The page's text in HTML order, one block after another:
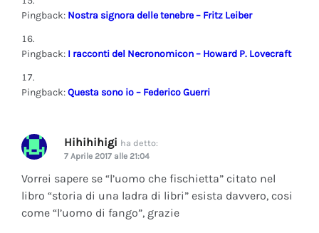
Pingback: Nostra signora delle tenebre – Fritz Leiber
Pingback: I racconti del Necronomicon – Howard P. Lovecraft
Pingback:Questa sono io – Federico Guerri
Hihihihigi ha detto:
7 Aprile 2017 alle 21:04
Vorrei sapere se “l’uomo che fischietta” citato nel
libro “storia di una ladra di libri” esista davvero, cosi
come “l’uomo di fango”, grazie